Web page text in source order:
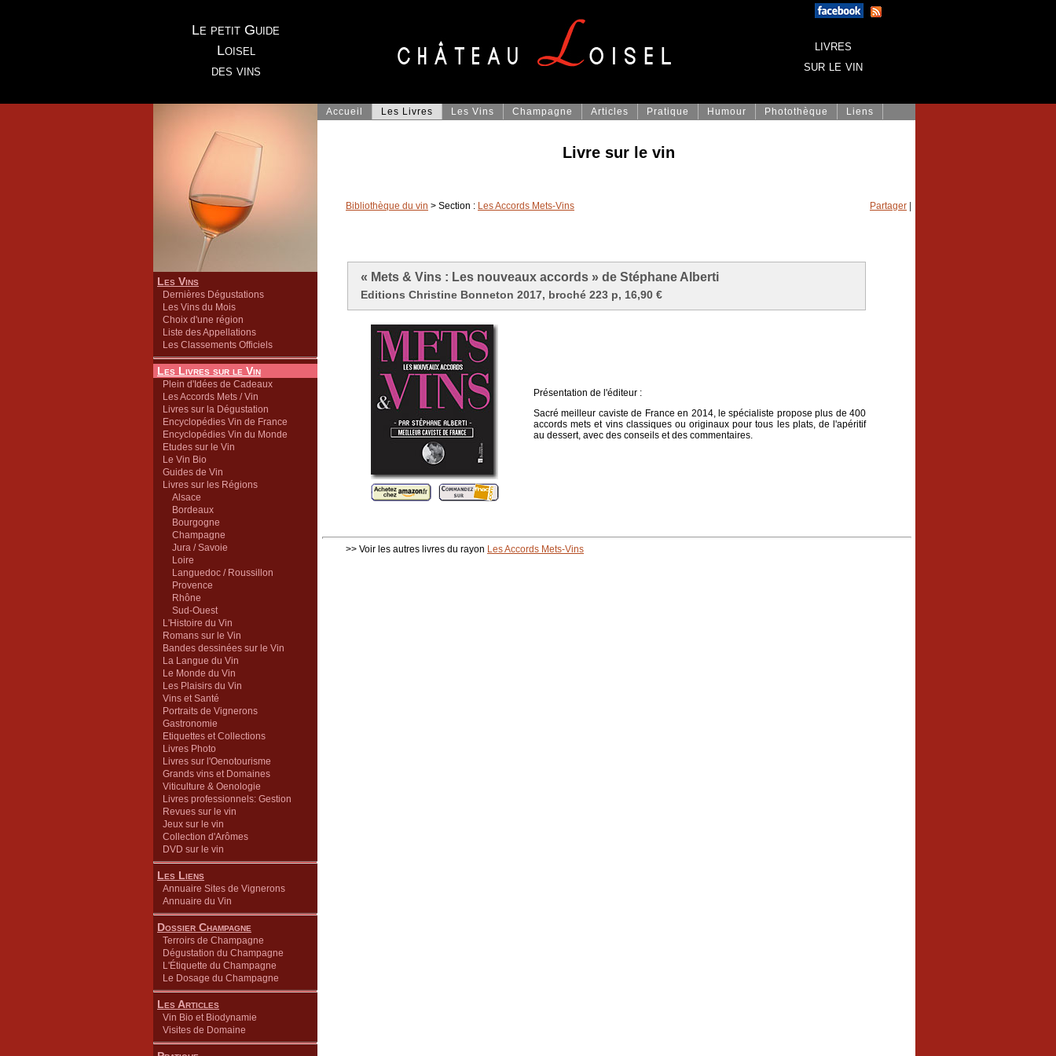
Le petit Guide
Loisel
des vins
livres
sur le vin
Les Vins
Dernières Dégustations
Les Vins du Mois
Choix d'une région
Liste des Appellations
Les Classements Officiels
Les Livres sur le Vin
Plein d'Idées de Cadeaux
Les Accords Mets / Vin
Livres sur la Dégustation
Encyclopédies Vin de France
Encyclopédies Vin du Monde
Etudes sur le Vin
Le Vin Bio
Guides de Vin
Livres sur les Régions
Alsace
Bordeaux
Bourgogne
Champagne
Jura / Savoie
Loire
Languedoc / Roussillon
Provence
Rhône
Sud-Ouest
L'Histoire du Vin
Romans sur le Vin
Bandes dessinées sur le Vin
La Langue du Vin
Le Monde du Vin
Les Plaisirs du Vin
Vins et Santé
Portraits de Vignerons
Gastronomie
Etiquettes et Collections
Livres Photo
Livres sur l'Oenotourisme
Grands vins et Domaines
Viticulture & Oenologie
Livres professionnels: Gestion
Revues sur le vin
Jeux sur le vin
Collection d'Arômes
DVD sur le vin
Les Liens
Annuaire Sites de Vignerons
Annuaire du Vin
Dossier Champagne
Terroirs de Champagne
Dégustation du Champagne
L'Étiquette du Champagne
Le Dosage du Champagne
Les Articles
Vin Bio et Biodynamie
Visites de Domaine
Accueil Les Livres Les Vins Champagne Articles Pratique Humour Photothèque Liens
Livre sur le vin
Partager
Bibliothèque du vin > Section : Les Accords Mets-Vins
« Mets & Vins : Les nouveaux accords » de Stéphane Alberti
Editions Christine Bonneton 2017, broché 223 p, 16,90 €
Présentation de l'éditeur :
Sacré meilleur caviste de France en 2014, le spécialiste propose plus de 400
accords mets et vins classiques ou originaux pour tous les plats, de l'apéritif
au dessert, avec des conseils et des commentaires.
>> Voir les autres livres du rayon Les Accords Mets-Vins